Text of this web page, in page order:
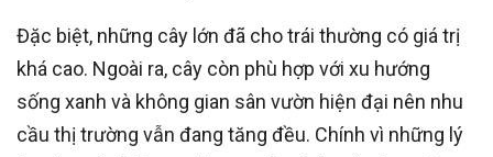
Đặc biệt, những cây lớn đã cho trái thường có giá trị
khá cao. Ngoài ra, cây còn phù hợp với xu hướng
sống xanh và không gian sân vườn hiện đại nên nhu
cầu thị trường vẫn đang tăng đều. Chính vì những lý